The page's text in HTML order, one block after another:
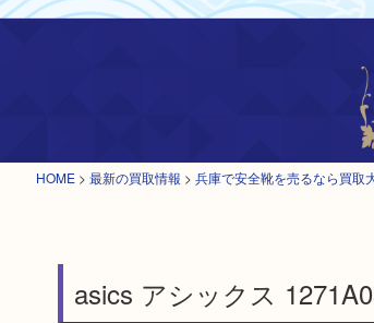
HOME > 最新の買取情報 > 兵庫で安全靴を売るなら買取
asics アシックス